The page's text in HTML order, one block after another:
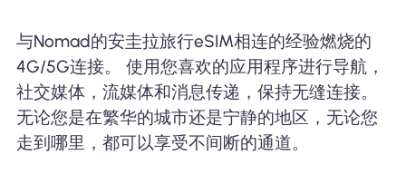
与Nomad的安圭拉旅行eSIM相连的经验燃烧的
4G/5G连接。 使用您喜欢的应用程序进行导航，
社交媒体，流媒体和消息传递，保持无缝连接。
无论您是在繁华的城市还是宁静的地区，无论您
走到哪里，都可以享受不间断的通道。